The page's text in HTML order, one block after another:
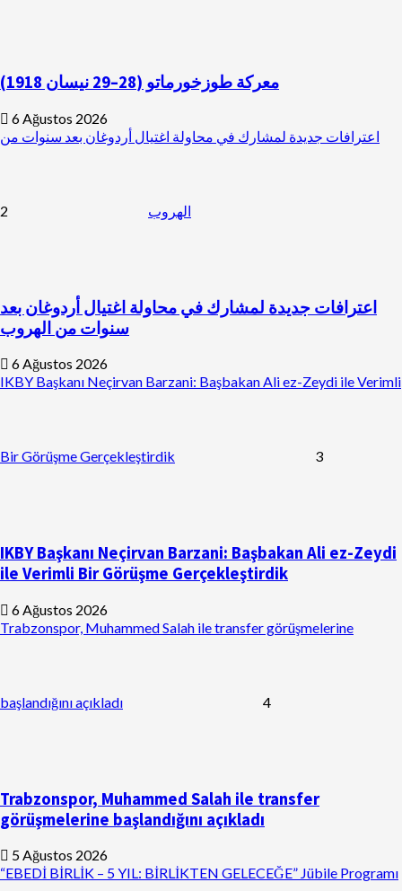
معركة طوزخورماتو (28–29 نيسان 1918)
6 Ağustos 2026
اعترافات جديدة لمشارك في محاولة اغتيال أردوغان بعد سنوات من
الهروب 2
اعترافات جديدة لمشارك في محاولة اغتيال أردوغان بعد
سنوات من الهروب
6 Ağustos 2026
IKBY Başkanı Neçirvan Barzani: Başbakan Ali ez-Zeydi ile Verimli
Bir Görüşme Gerçekleştirdik 3
IKBY Başkanı Neçirvan Barzani: Başbakan Ali ez-Zeydi
ile Verimli Bir Görüşme Gerçekleştirdik
6 Ağustos 2026
Trabzonspor, Muhammed Salah ile transfer görüşmelerine
başlandığını açıkladı 4
Trabzonspor, Muhammed Salah ile transfer
görüşmelerine başlandığını açıkladı
5 Ağustos 2026
“EBEDİ BİRLİK – 5 YIL: BİRLİKTEN GELECEĞE” Jübile Programı